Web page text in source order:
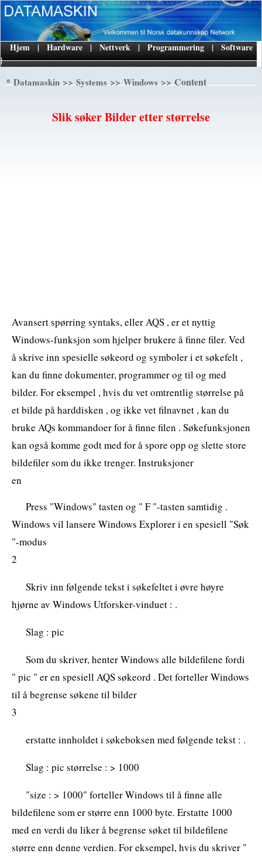
|
Hjem | Hardware | Nettverk | Programmering | Software
*Datamaskin>>Systems>>Windows>> Content
Slik søker Bilder etter størrelse
Avansert spørring syntaks, eller AQS , er et nyttig
Windows-funksjon som hjelper brukere å finne filer. Ved
å skrive inn spesielle søkeord og symboler i et søkefelt ,
kan du finne dokumenter, programmer og til og med
bilder. For eksempel , hvis du vet omtrentlig størrelse på
et bilde på harddisken , og ikke vet filnavnet , kan du
bruke AQs kommandoer for å finne filen . Søkefunksjonen
kan også komme godt med for å spore opp og slette store
bildefiler som du ikke trenger. Instruksjoner
en
Press "Windows" tasten og " F "-tasten samtidig .
Windows vil lansere Windows Explorer i en spesiell "Søk
"-modus
2
Skriv inn følgende tekst i søkefeltet i øvre høyre
hjørne av Windows Utforsker-vinduet : .
Slag : pic
Som du skriver, henter Windows alle bildefilene fordi
" pic " er en spesiell AQS søkeord . Det forteller Windows
til å begrense søkene til bilder
3
erstatte innholdet i søkeboksen med følgende tekst : .
Slag : pic størrelse : > 1000
"size : > 1000" forteller Windows til å finne alle
bildefilene som er større enn 1000 byte. Erstatte 1000
med en verdi du liker å begrense søket til bildefilene
større enn denne verdien. For eksempel, hvis du skriver "